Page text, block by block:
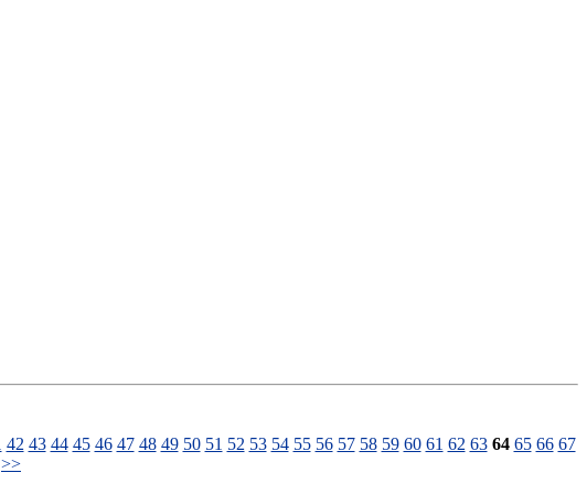
42 43 44 45 46 47 48 49 50 51 52 53 54 55 56 57 58 59 60 61 62 63 64 65 66 67
>>